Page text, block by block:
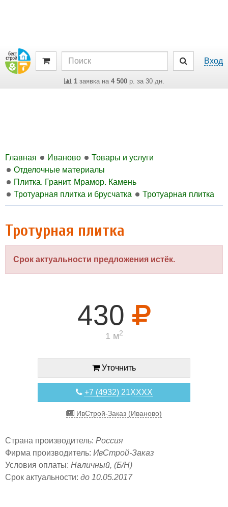
Вход
1заявка на 4 500р. за 30 дн.
Главная Иваново
Товары и услуги
Отделочные материалы
Плитка. Гранит. Мрамор. Камень
Тротуарная плитка и брусчатка
Тротуарная плитка
Тротурная плитка
Срок актуальности предложения истёк.
430
1 м2
Уточнить
+7 (4932) 21XXXX
ИвСтрой-Заказ (Иваново)
Страна производитель: Россия
Фирма производитель: ИвСтрой-Заказ
Условия оплаты: Наличный, (Б/Н)
Срок актуальности: до 10.05.2017